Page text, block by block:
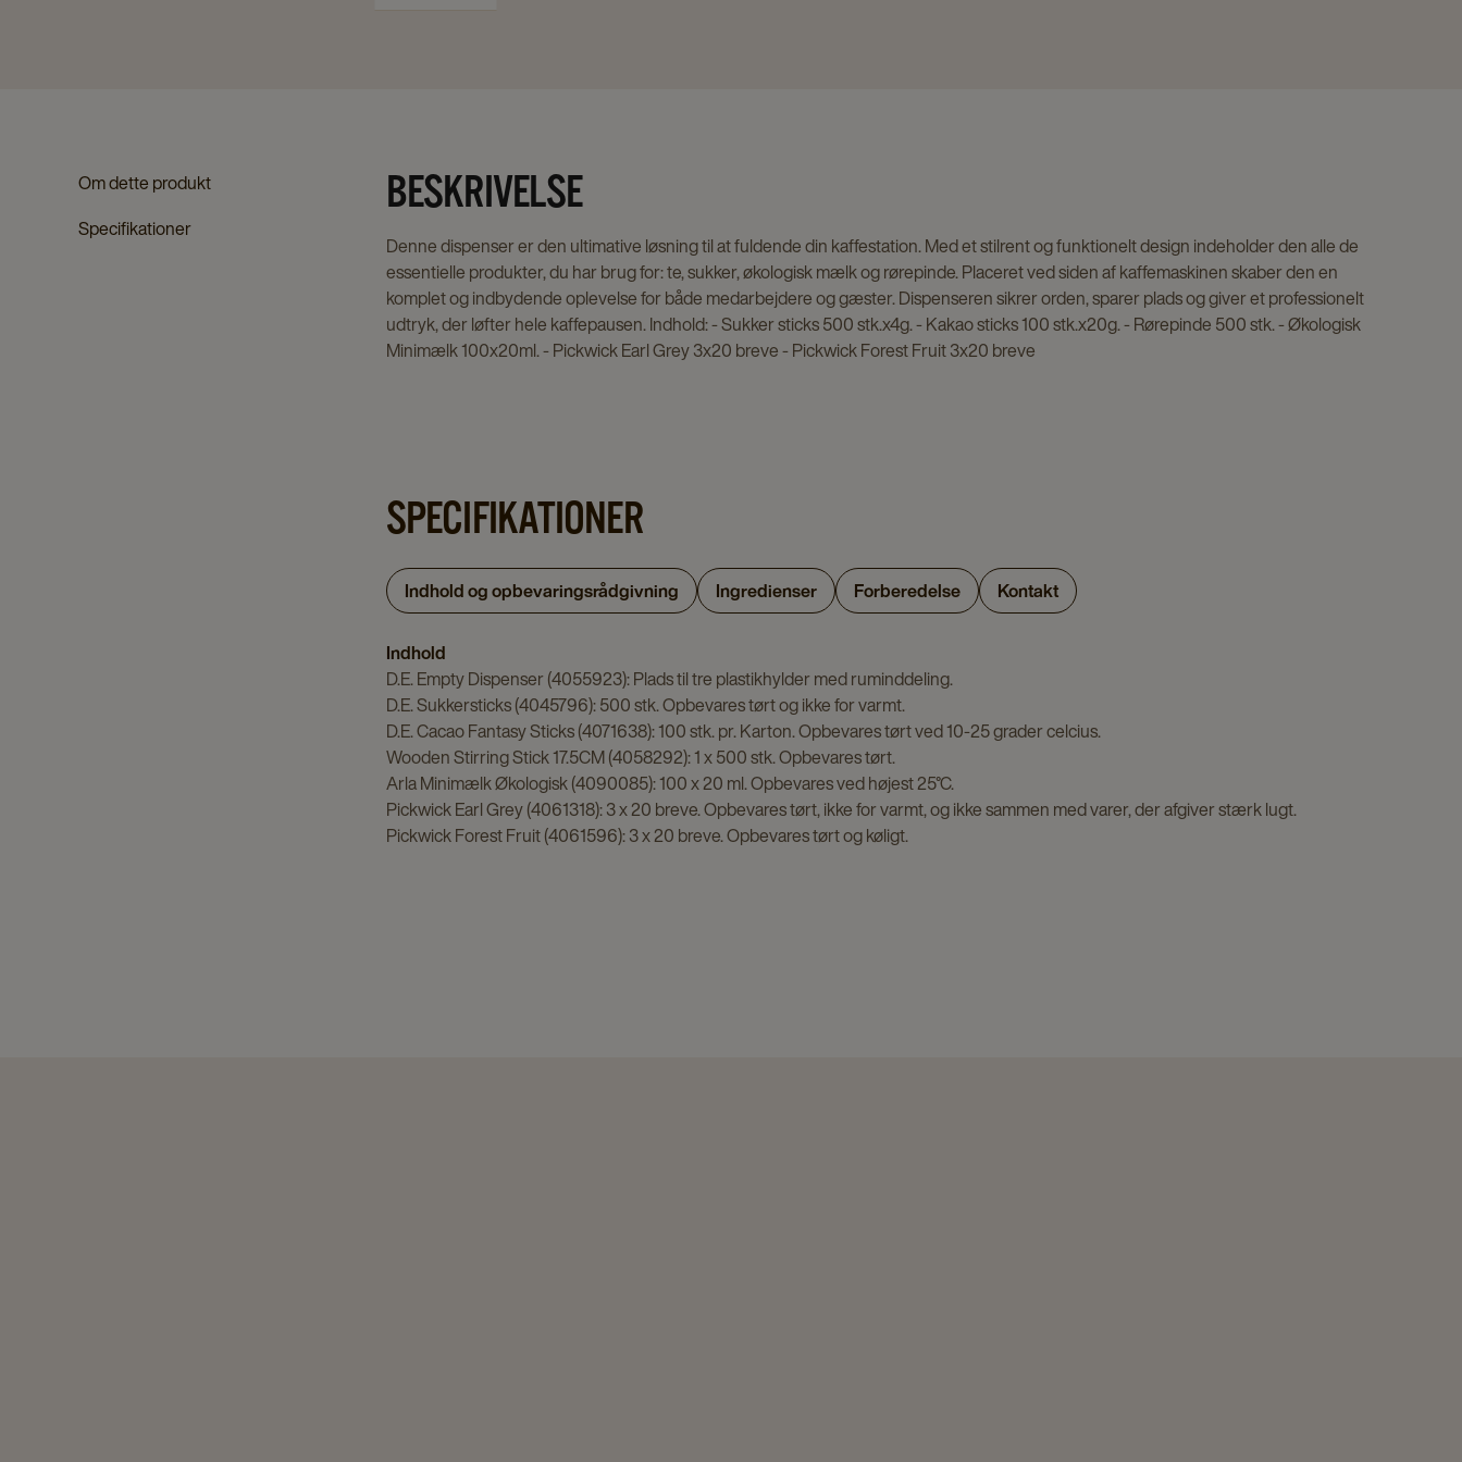
Om dette produkt
Specifikationer
BESKRIVELSE
Denne dispenser er den ultimative løsning til at fuldende din kaffestation. Med et stilrent og funktionelt design indeholder den alle de
essentielle produkter, du har brug for: te, sukker, økologisk mælk og rørepinde. Placeret ved siden af kaffemaskinen skaber den en
komplet og indbydende oplevelse for både medarbejdere og gæster. Dispenseren sikrer orden, sparer plads og giver et professionelt
udtryk, der løfter hele kaffepausen. Indhold: - Sukker sticks 500 stk.x4g. - Kakao sticks 100 stk.x20g. - Rørepinde 500 stk. - Økologisk
Minimælk 100x20ml. - Pickwick Earl Grey 3x20 breve - Pickwick Forest Fruit 3x20 breve
SPECIFIKATIONER
Indhold og opbevaringsrådgivning Ingredienser Forberedelse Kontakt
Indhold
D.E. Empty Dispenser (4055923): Plads til tre plastikhylder med ruminddeling.
D.E. Sukkersticks (4045796): 500 stk. Opbevares tørt og ikke for varmt.
D.E. Cacao Fantasy Sticks (4071638): 100 stk. pr. Karton. Opbevares tørt ved 10-25 grader celcius.
Wooden Stirring Stick 17.5CM (4058292): 1 x 500 stk. Opbevares tørt.
Arla Minimælk Økologisk (4090085): 100 x 20 ml. Opbevares ved højest 25°C.
Pickwick Earl Grey (4061318): 3 x 20 breve. Opbevares tørt, ikke for varmt, og ikke sammen med varer, der afgiver stærk lugt.
Pickwick Forest Fruit (4061596): 3 x 20 breve. Opbevares tørt og køligt.